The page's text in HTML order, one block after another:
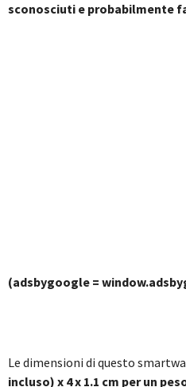
sconosciuti e probabilmente
(adsbygoogle =
Le dimensioni di questo
incluso) x 4 x 1.1 cm per un